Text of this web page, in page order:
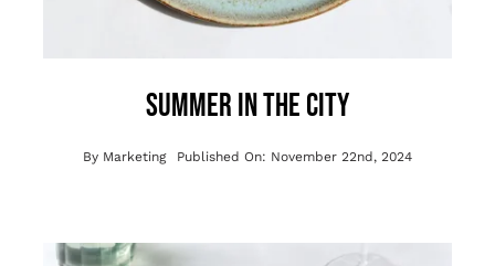
Summer in the City
By Marketing Published On: November 22nd, 2024